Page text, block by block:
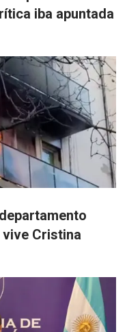
iba apuntada
Cristina